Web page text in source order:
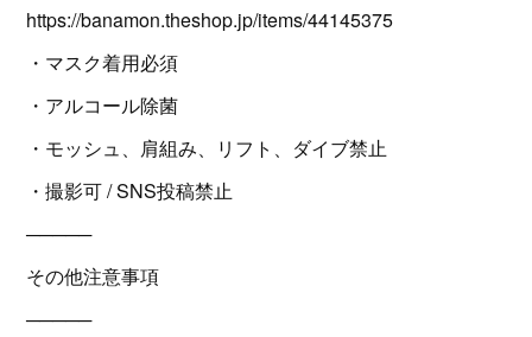
https://banamon.theshop.jp/items/44145375
・マスク着用必須
・アルコール除菌
・モッシュ、肩組み、リフト、ダイブ禁止
・撮影可 / SNS投稿禁止
─────
その他注意事項
─────